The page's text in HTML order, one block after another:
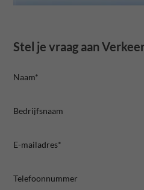
Stel je vraag aan
Naam*
Bedrijfsnaam
E-mailadres*
Telefoonnummer